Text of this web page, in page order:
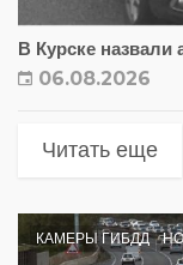
В Курске назвали
06.08.2026
Читать еще
КАМЕРЫ ГИБДД